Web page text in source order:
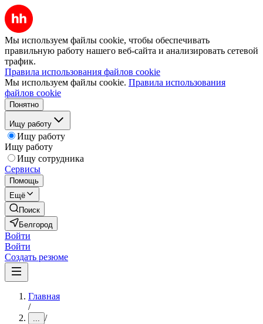
Мы используем файлы cookie, чтобы обеспечивать
правильную работу нашего веб-сайта и анализировать сетевой
трафик.
Правила использования файлов cookie
Мы используем файлы cookie. Правила использования
файлов cookie
Понятно
Ищу работу
Ищу работу
Ищу работу
Ищу сотрудника
Сервисы
Помощь
Ещё
Поиск
Белгород
Войти
Войти
Создать резюме
Главная
/
... /